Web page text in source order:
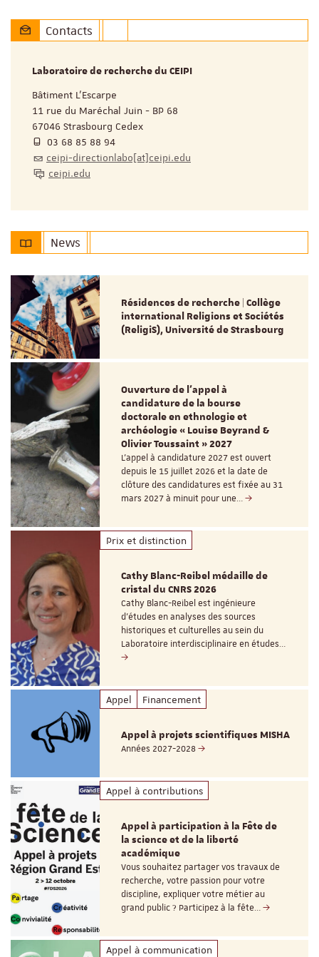
Contacts
Laboratoire de recherche du CEIPI
Bâtiment L'Escarpe
11 rue du Maréchal Juin - BP 68
67046 Strasbourg Cedex
03 68 85 88 94
ceipi-directionlabo[at]ceipi.edu
ceipi.edu
News
Résidences de recherche | Collège
international Religions et Sociétés
(ReligiS), Université de Strasbourg
Ouverture de l'appel à
candidature de la bourse
doctorale en ethnologie et
archéologie « Louise Beyrand &
Olivier Toussaint » 2027
L’appel à candidature 2027 est ouvert
depuis le 15 juillet 2026 et la date de
clôture des candidatures est fixée au 31
mars 2027 à minuit pour une…
Prix et distinction
Cathy Blanc-Reibel médaille de
cristal du CNRS 2026
Cathy Blanc-Reibel est ingénieure
d’études en analyses des sources
historiques et culturelles au sein du
Laboratoire interdisciplinaire en études…
Appel Financement
Appel à projets scientifiques MISHA
Années 2027-2028
Appel à contributions
Appel à participation à la Fête de
la science et de la liberté
académique
Vous souhaitez partager vos travaux de
recherche, votre passion pour votre
discipline, expliquer votre métier au
grand public ? Participez à la fête…
Appel à communication